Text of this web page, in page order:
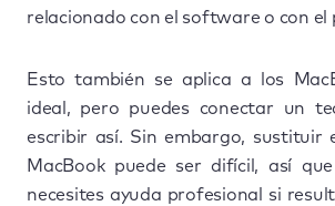
relacionado con el software o con el
Esto también se aplica a los
ideal, pero puedes conectar un
escribir así. Sin embargo, sustituir
MacBook puede ser difícil, así
necesites ayuda profesional si